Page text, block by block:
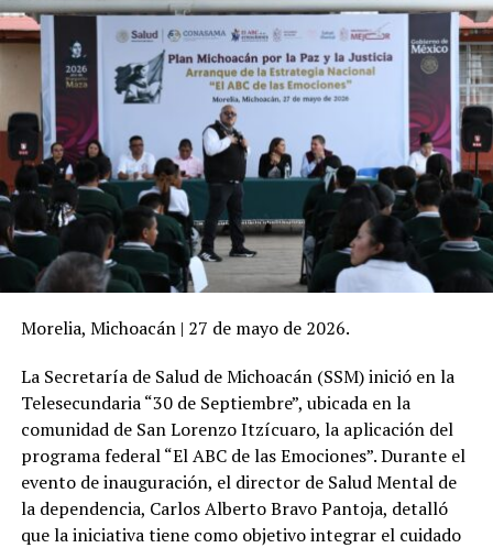
Morelia, Michoacán | 27 de mayo de 2026.
La Secretaría de Salud de Michoacán (SSM) inició en la
Telesecundaria “30 de Septiembre”, ubicada en la
comunidad de San Lorenzo Itzícuaro, la aplicación del
programa federal “El ABC de las Emociones”. Durante el
evento de inauguración, el director de Salud Mental de
la dependencia, Carlos Alberto Bravo Pantoja, detalló
que la iniciativa tiene como objetivo integrar el cuidado